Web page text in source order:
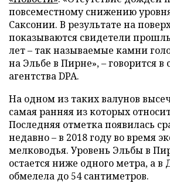
повсеместному снижению
Саксонии. В результате на
показываются свидетели
лет – так называемые камни
на Эльбе в Пирне», – говорится
агентства DPA.
На одном из таких валунов
самая ранняя из которых
Последняя отметка появилась
недавно – в 2018 году во время
мелководья. Уровень Эльбы в
остается ниже одного метра, а в
обмелела до 54 сантиметров.